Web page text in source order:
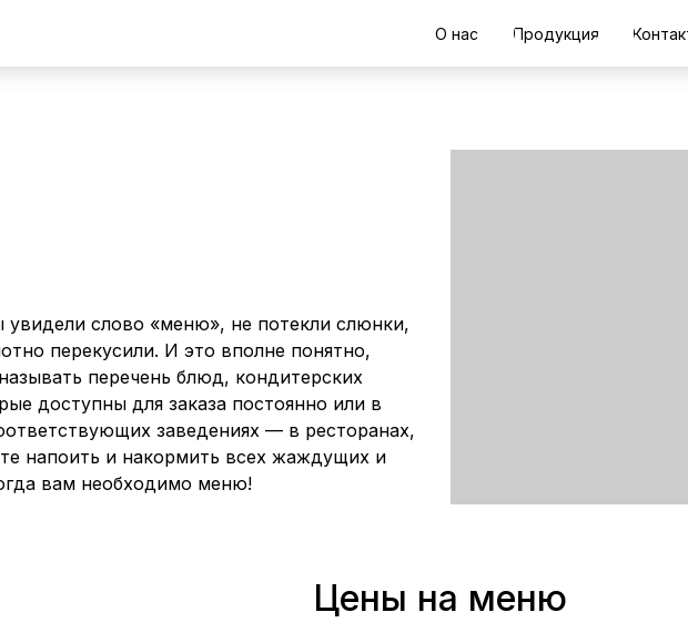
Продукция
О нас
увидели слово «меню», не потекли слюнки,
перекусили. И это вполне понятно,
перечень блюд, кондитерских
доступны для заказа постоянно или в
заведениях — в ресторанах,
напоить и накормить всех жаждущих и
вам необходимо меню!
Цены на меню